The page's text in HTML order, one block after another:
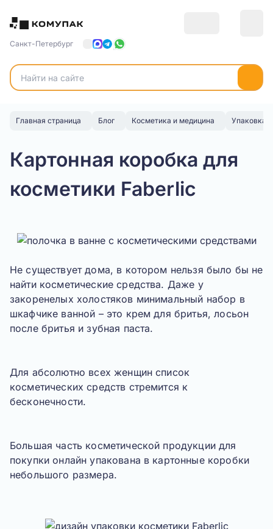
Санкт-Петербург
Главная страница Блог Косметика и медицина Упаковка
Картонная коробка для
косметики Faberlic
Не существует дома, в котором нельзя было бы не
найти косметические средства. Даже у
закоренелых холостяков минимальный набор в
шкафчике ванной – это крем для бритья, лосьон
после бритья и зубная паста.
Для абсолютно всех женщин список
косметических средств стремится к
бесконечности.
Большая часть косметической продукции для
покупки онлайн упакована в картонные коробки
небольшого размера.